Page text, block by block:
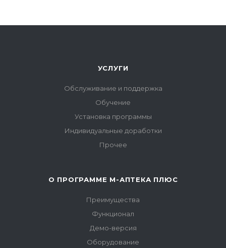
УСЛУГИ
Обслуживание и поддержка
Обучение
Установка программы
Индивидуальные доработки
Прочее
О ПРОГРАММЕ М-АПТЕКА ПЛЮС
Преимущества
Функционал
Демо-версия
Оборудование